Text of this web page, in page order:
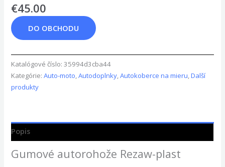
€45.00
DO OBCHODU
Katalógové číslo:35994d3cba44
Kategórie:Auto-moto,Autodoplnky,Autokoberce na mieru,Další
produkty
Popis
Gumové autorohože Rezaw-plast